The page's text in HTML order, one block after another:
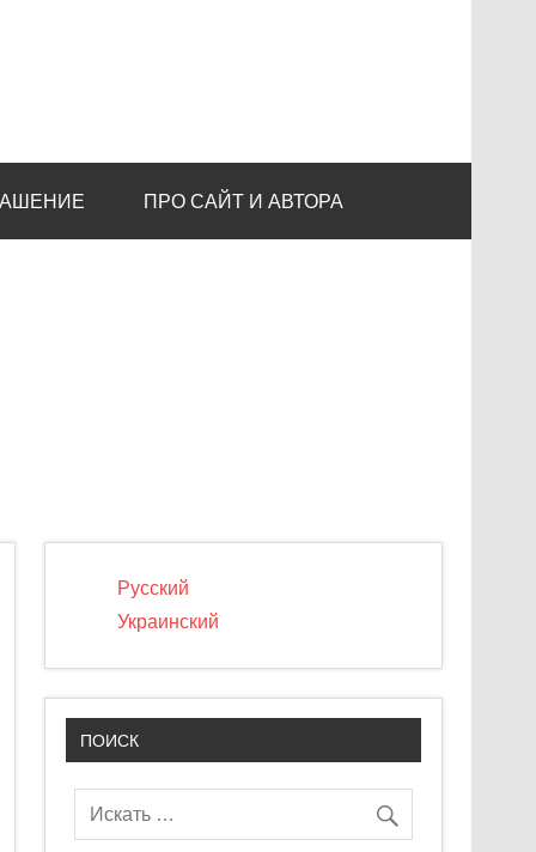
ПРО САЙТ И АВТОРА
Русский
Украинский
ПОИСК